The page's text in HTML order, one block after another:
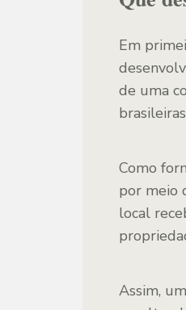
Em
de uma
Como
por meio
local
Assim,